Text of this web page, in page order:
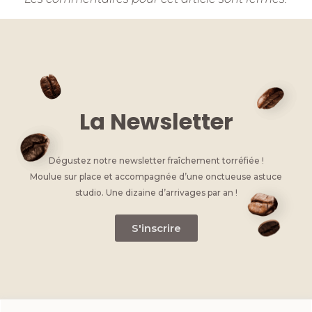
La Newsletter
Dégustez notre newsletter fraîchement torréfiée !
Moulue sur place et accompagnée d’une onctueuse astuce
studio. Une dizaine d’arrivages par an !
S'inscrire